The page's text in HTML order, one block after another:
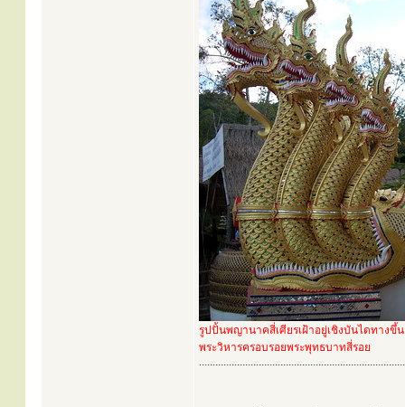
รูปปั้นพญานาคสี่เศียรเฝ้าอยู่เชิงบันไดทางขึ้น
พระวิหารครอบรอยพระพุทธบาทสี่รอย
............................................................................